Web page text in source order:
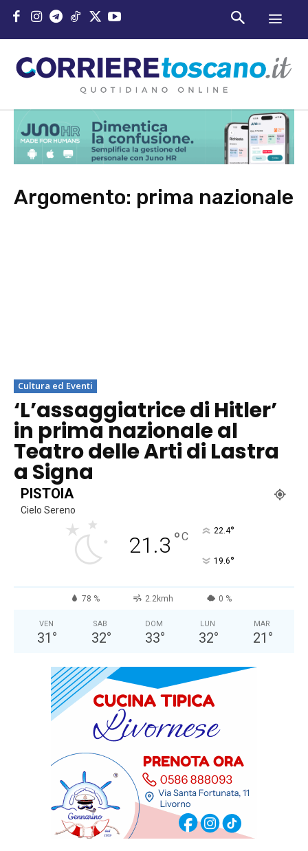
Argomento: prima nazionale
Cultura ed Eventi
‘L’assaggiatrice di Hitler’
in prima nazionale al
Teatro delle Arti di Lastra
a Signa
PISTOIA
Cielo Sereno
21.3 °C 22.4°
19.6°
78 % 2.2kmh 0 %
VEN
31 °
SAB
32°
DOM
33°
LUN
32°
MAR
21 °